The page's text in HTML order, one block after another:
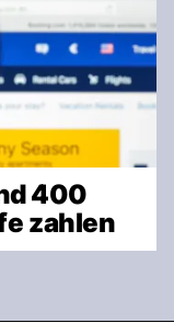
400
zahlen